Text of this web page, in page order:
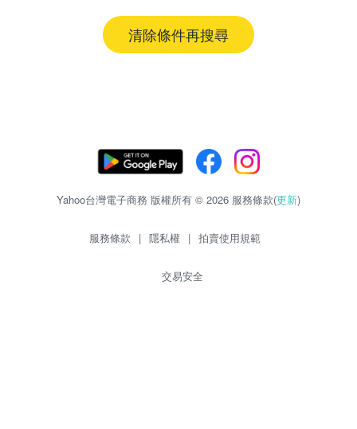
清除條件再搜尋
Yahoo台灣電子商務 版權所有 © 2026 服務條款(更新)
服務條款 | 隱私權 | 拍賣使用規範
交易安全